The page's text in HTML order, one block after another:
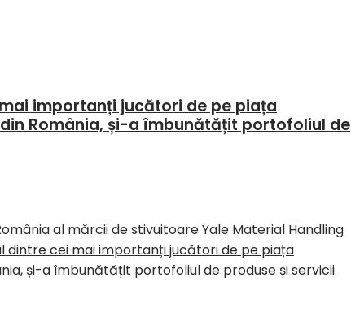
importanți jucători de pe piața
România, și-a îmbunătățit portofoliul de
al mărcii de stivuitoare Yale Material Handling
dintre cei mai importanți jucători de pe piața
și-a îmbunătățit portofoliul de produse și servicii